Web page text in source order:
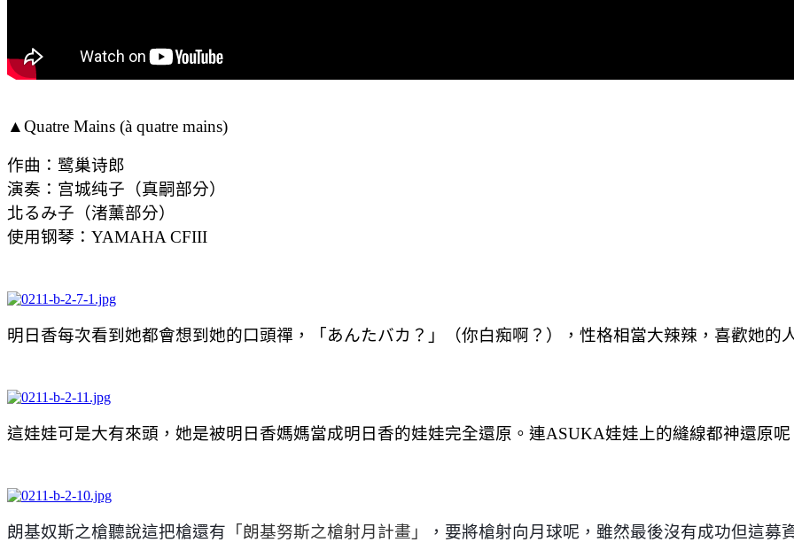
▲Quatre Mains (à quatre mains)
作曲：鹭巢诗郎
演奏：宫城纯子（真嗣部分）
北るみ子（渚薰部分）
使用钢琴：YAMAHA CFIII
明日香每次看到她都會想到她的口頭禪，「あんたバカ？」（你白痴啊？），性格相當大辣辣，喜歡她的
這娃娃可是大有來頭，她是被明日香媽媽當成明日香的娃娃完全還原。連ASUKA娃娃上的縫線都神還原呢
朗基奴斯之槍聽說這把槍還有 「朗基努斯之槍射月計畫」 ，要將槍射向月球呢，雖然最後沒有成功但這募